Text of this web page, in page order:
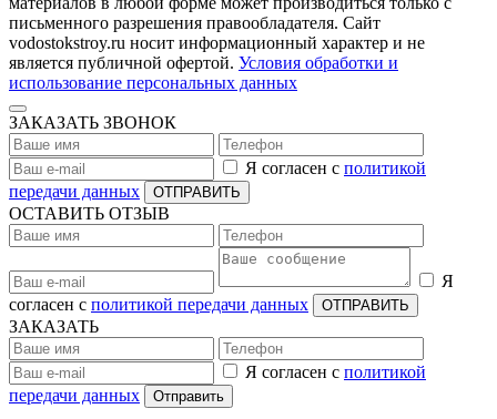
письменного разрешения правообладателя. Сайт
vodostokstroy.ru носит информационный характер и не
является публичной офертой. Условия обработки и
использование персональных данных
ЗАКАЗАТЬ ЗВОНОК
Я согласен с политикой
передачи данных
ОТПРАВИТЬ
ОСТАВИТЬ ОТЗЫВ
Я
согласен с политикой передачи данных ОТПРАВИТЬ
ЗАКАЗАТЬ
Я согласен с политикой
передачи данных
Отправить